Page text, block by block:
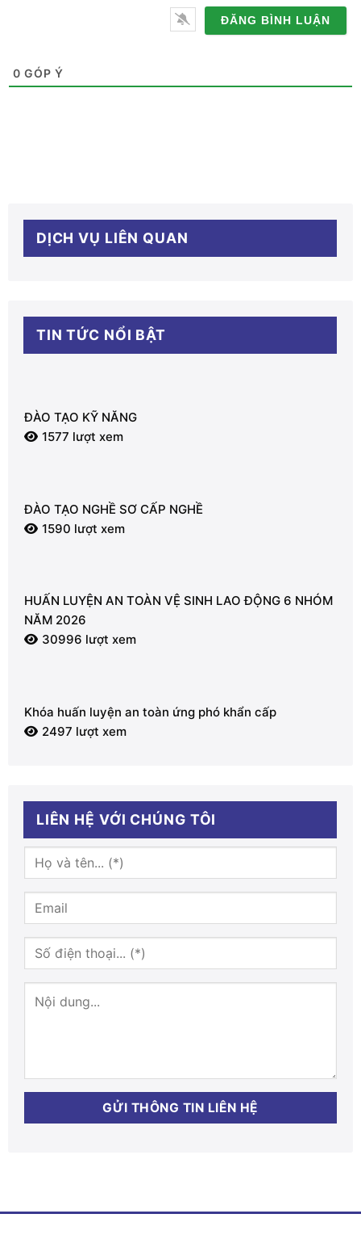
0 GÓP Ý
DỊCH VỤ LIÊN QUAN
TIN TỨC NỔI BẬT
ĐÀO TẠO KỸ NĂNG
1577 lượt xem
ĐÀO TẠO NGHỀ SƠ CẤP NGHỀ
1590 lượt xem
HUẤN LUYỆN AN TOÀN VỆ SINH LAO ĐỘNG 6 NHÓM
NĂM 2026
30996 lượt xem
Khóa huấn luyện an toàn ứng phó khẩn cấp
2497 lượt xem
LIÊN HỆ VỚI CHÚNG TÔI